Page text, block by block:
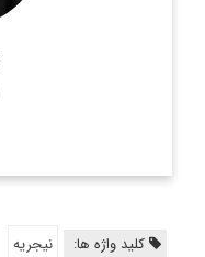
کلید واژه ها: نیجریه